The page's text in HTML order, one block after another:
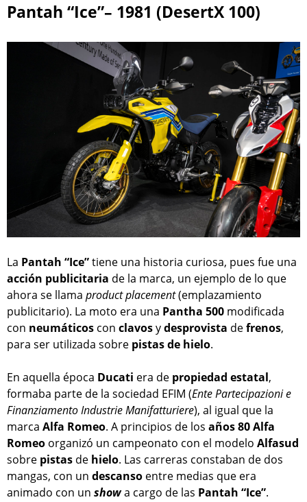
Pantah “Ice”– 1981 (DesertX 100)
La Pantah “Ice”tiene una historia curiosa, pues fue una
acción publicitaria de la marca, un ejemplo de lo que
ahora se llama product placement(emplazamiento
publicitario). La moto era una Pantha 500 modificada
con neumáticos con clavosydesprovista defrenos,
para ser utilizada sobre pistas de hielo.
En aquella época Ducati era de propiedad estatal,
formaba parte de la sociedad EFIM (Ente Partecipazioni e
Finanziamento Industrie Manifatturiere), al igual que la
marca Alfa Romeo. A principios de los años 80Alfa
Romeo organizó un campeonato con el modelo Alfasud
sobre pistas de hielo. Las carreras constaban de dos
mangas, con un descanso entre medias que era
animado con un showa cargo de las Pantah “Ice”.